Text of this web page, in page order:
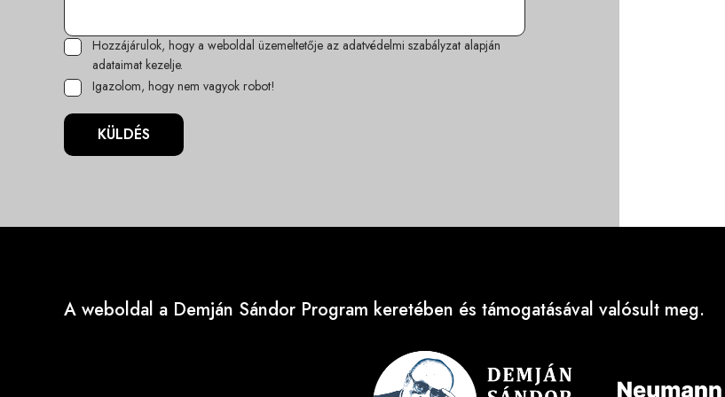
Hozzájárulok, hogy a weboldal üzemeltetője az adatvédelmi szabályzat alapján
adataimat kezelje.
Igazolom, hogy nem vagyok robot!
KÜLDÉS
A weboldal a Demján Sándor Program keretében és támogatásával valósult meg.